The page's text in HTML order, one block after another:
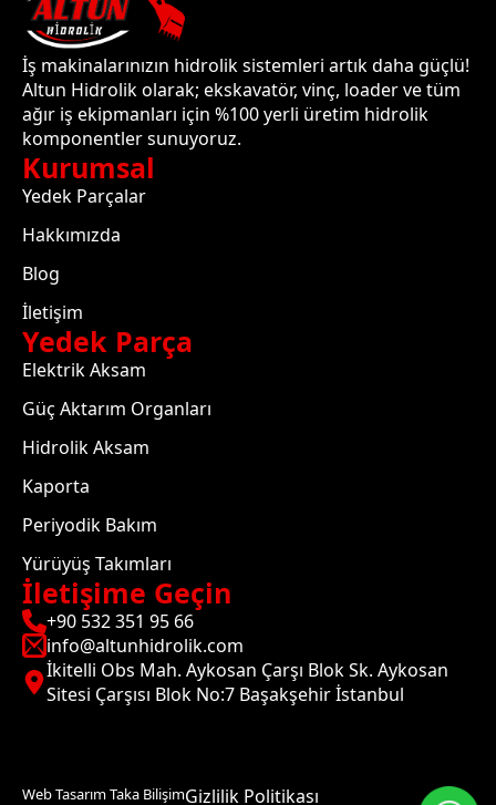
İş makinalarınızın hidrolik sistemleri artık daha güçlü!
Altun Hidrolik olarak; ekskavatör, vinç, loader ve tüm
ağır iş ekipmanları için %100 yerli üretim hidrolik
komponentler sunuyoruz.
Kurumsal
Yedek Parçalar
Hakkımızda
Blog
İletişim
Yedek Parça
Elektrik Aksam
Güç Aktarım Organları
Hidrolik Aksam
Kaporta
Periyodik Bakım
Yürüyüş Takımları
İletişime Geçin
+90 532 351 95 66
info@altunhidrolik.com
İkitelli Obs Mah. Aykosan Çarşı Blok Sk. Aykosan
Sitesi Çarşısı Blok No:7 Başakşehir İstanbul
Web Tasarım Taka BilişimGizlilik Politikası